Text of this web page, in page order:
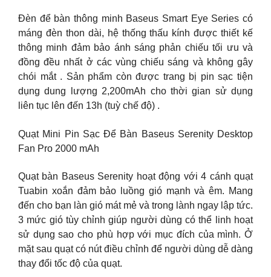
Đèn để bàn thông minh Baseus Smart Eye Series có
máng đèn thon dài, hệ thống thấu kính được thiết kế
thông minh đảm bảo ánh sáng phản chiếu tối ưu và
đồng đều nhất ở các vùng chiếu sáng và không gây
chói mắt . Sản phẩm còn được trang bị pin sạc tiện
dụng dung lượng 2,200mAh cho thời gian sử dụng
liên tục lên đến 13h (tuỳ chế độ) .
Quạt Mini Pin Sạc Để Bàn Baseus Serenity Desktop
Fan Pro 2000 mAh
Quạt bàn Baseus Serenity hoạt động với 4 cánh quạt
Tuabin xoắn đảm bảo luồng gió mạnh và êm. Mang
đến cho bạn làn gió mát mẻ và trong lành ngay lập tức.
3 mức gió tùy chỉnh giúp người dùng có thể linh hoạt
sử dụng sao cho phù hợp với mục đích của mình. Ở
mặt sau quạt có nút điều chỉnh để người dùng dễ dàng
thay đổi tốc độ của quạt.